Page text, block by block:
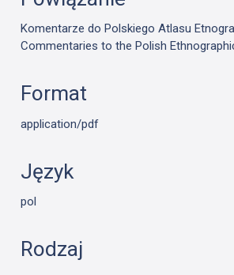
Komentarze do Polskiego Atlasu
Commentaries to the Polish
Format
application/pdf
Język
pol
Rodzaj